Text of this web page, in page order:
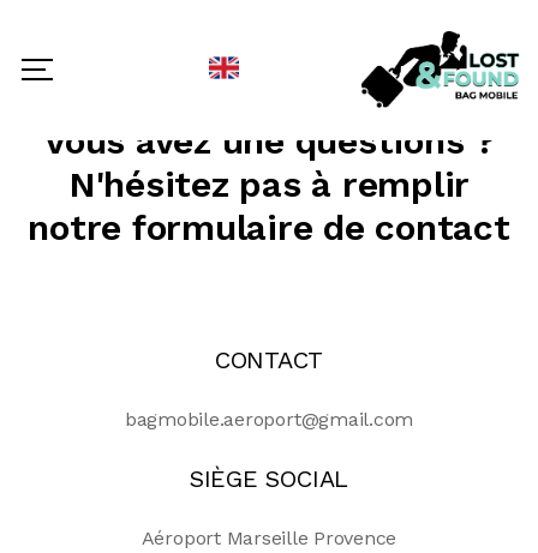
SELECT LANGUAGE▼
Vous avez une questions ?
N'hésitez pas à remplir
notre formulaire de contact
CONTACT
bagmobile.aeroport@gmail.com
SIÈGE SOCIAL
Aéroport Marseille Provence